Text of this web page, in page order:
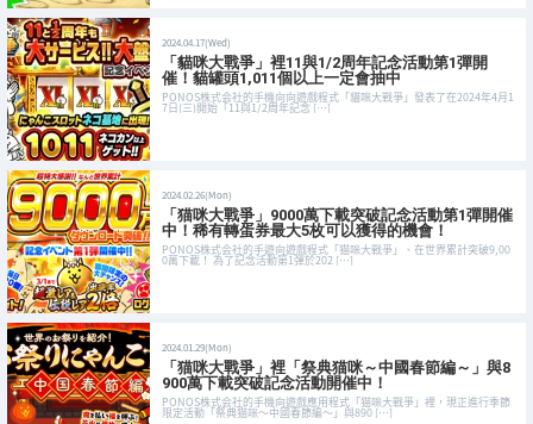
2024.04.17(Wed)
「貓咪大戰爭」裡11與1/2周年記念活動第1彈開
催！貓罐頭1,011個以上一定會抽中
PONOS株式会社的手機向向遊戲程式「貓咪大戰爭」發表了在2024年4月1
7日(三)開始「11與1/2周年記念 […]
2024.02.26(Mon)
「猫咪大戰爭」9000萬下載突破記念活動第1彈開催
中！稀有轉蛋券最大5枚可以獲得的機會！
PONOS株式会社的手遊向遊戲程式「猫咪大戰爭」、在世界累計突破9,00
0萬下載！ 為了記念活動第1彈於202 […]
2024.01.29(Mon)
「猫咪大戰爭」裡「祭典猫咪～中國春節編～」與8
900萬下載突破記念活動開催中！
PONOS株式会社的手機向遊戲應用程式「猫咪大戰爭」裡，現正進行季節
限定活動「祭典猫咪～中國春節編～」與890 […]